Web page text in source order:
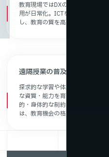
教育現場ではDXの推進により、
用が日常化。ICTを活用した学び
し、教育の質を高めています。
遠隔授業の普及による学習機
探求的な学習や体験活動を通じて
な資質・能力を育む「協働的な学
的・身体的な制約を超えて学ぶこ
は、教育機会の格差是正にも貢献